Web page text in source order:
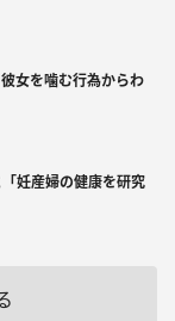
女を噛む行為からわ
妊産婦の健康を研究